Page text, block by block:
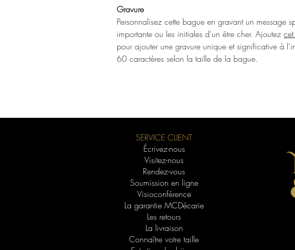
Gravure
Personnalisez cette bague en gravant un message
importante ou les initiales d'un être cher. Ajoutez
pour ajouter une gravure unique et significative à
60 caractères selon la taille de la bague.
SERVICE CLIENT
Écrivez-nous
Visitez-nous
Rendez-vous
Soumission en ligne
Visioconférence
La garantie MCDécarie
Les retours
La livraison
Connaître votre taille